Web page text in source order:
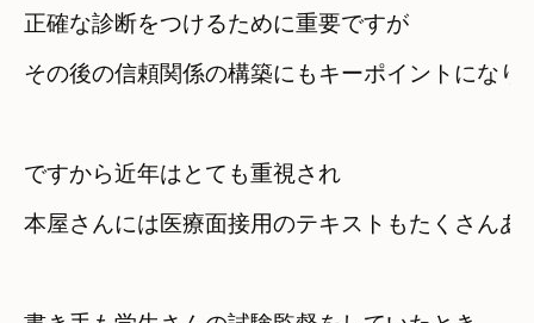
正確な診断をつけるために重要ですが
その後の信頼関係の構築にもキーポイントになり
ですから近年はとても重視され
本屋さんには医療面接用のテキストもたくさんあ